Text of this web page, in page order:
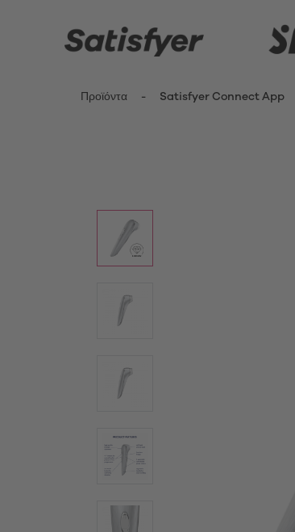
Προϊόντα Satisfyer Connect App
New Pro 2 Generation 3
Satisfyer Sets
App Toys
Γυάλινοι δονητές
Ερωτικά βοηθήματα για ζευγάρια
Δονητές για ζευγάρια
Τεχνολογία Air Pulse